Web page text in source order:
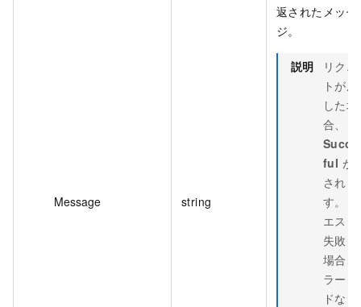
Message string
返されたメッセ
ジ。
説明
リク
トが
した場
合、
ful が
されま
す。リ
エスト
失敗し
場合、
ラーコ
ドな